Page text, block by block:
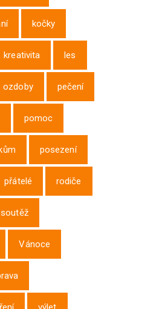
kočky
kreativita les
ozdoby pečení
pomoc
posezení
přátelé rodiče
soutěž
Vánoce